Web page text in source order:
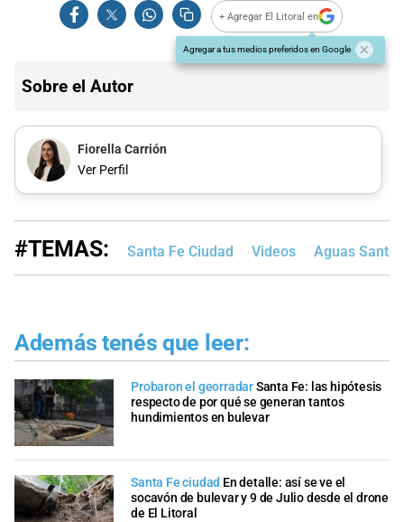
+ Agregar El Litoral en
Agregar a tus medios preferidos en Google
Sobre el Autor
Fiorella Carrión
Ver Perfil
#TEMAS: Santa Fe Ciudad Videos Aguas
Además tenés que leer:
Probaron el georradarSanta Fe: las hipótesis
respecto de por qué se generan tantos
hundimientos en bulevar
Santa Fe ciudad En detalle: así se ve el
socavón de bulevar y 9 de Julio desde el drone
de El Litoral